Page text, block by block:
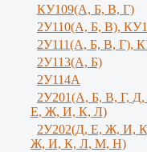
КУ109(А, Б, В, Г)
2У110(А, Б, В),
2У111(А, Б, В, Г),
2У113(А, Б)
2У114А
2У201(А, Б, В, Г,
Е, Ж, И, К, Л)
2У202(Д, Е, Ж, И,
Ж, И, К, Л, М, Н)